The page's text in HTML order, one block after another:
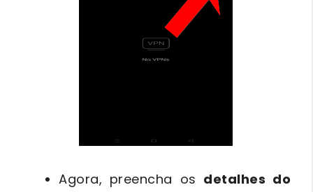
Agora, preencha os detalhes do